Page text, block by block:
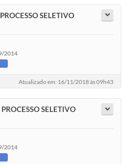
SELETIVO
2014
Atualizado em: 16/11/2018 às 09h43
SELETIVO
2014